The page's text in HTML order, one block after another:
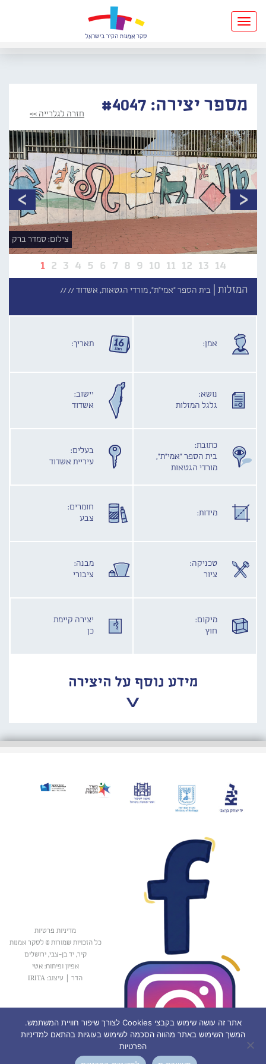
Toggle
navigation
מספר יצירה: #4047 חזרה לגלרייה >>
1 2 3 4 5 6 7 8 9 10 11 12 13 14
צילום: סמדר ברק
המזלות | בית הספר "אמי"ת", מורדי הגטאות, אשדוד ////
אמן: תאריך:
נושא:
גלגל המזלות
יישוב:
אשדוד
כתובת:
בית הספר "אמי"ת",
מורדי הגטאות
בעלים:
עיריית אשדוד
מידות:
חומרים:
צבע
טכניקה:
ציור
מבנה:
ציבורי
מיקום:
חוץ
יצירה קיימת
כן
מידע נוסף על היצירה
מדיניות פרטיות
כל הזכויות שמורות © לסקר אמנות
קיר, יד בן-צבי, ירושלים
אפיון ופיתוח: אטי
הדר
עיצוב: IRITA
אתר זה עושה שימוש בקבצי Cookies לצורך שיפור חוויית המשתמש.
המשך השימוש באתר מהווה הסכמה לשימוש בעוגיות בהתאם למדיניות
הפרטיות